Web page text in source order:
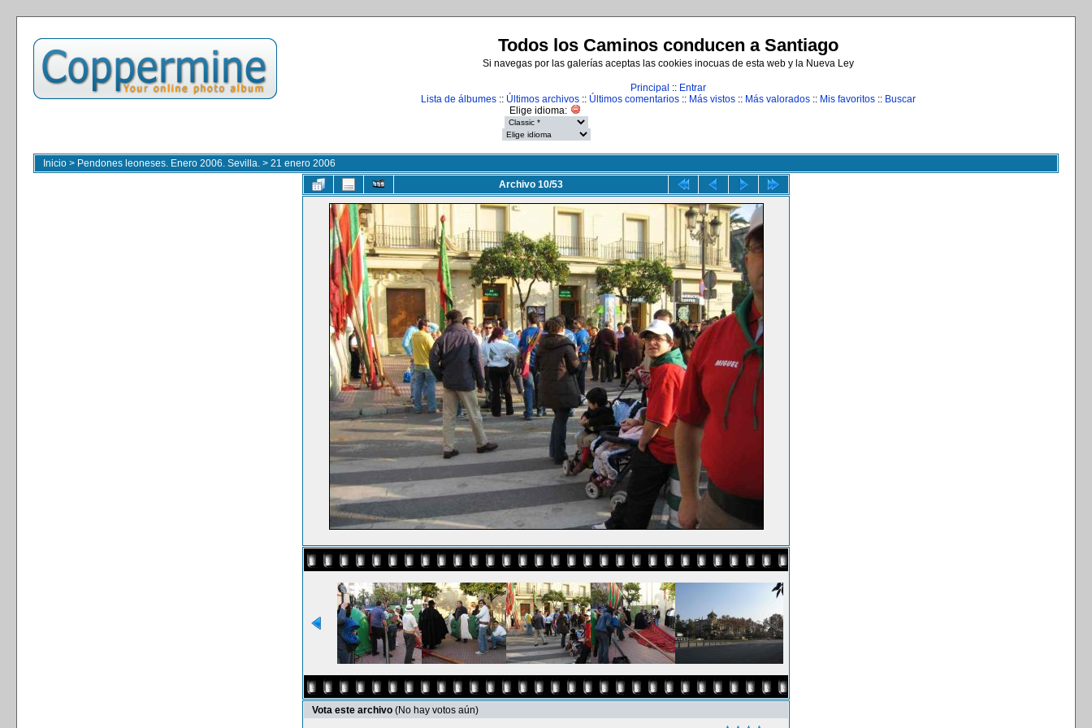
Todos los Caminos conducen a Santiago
Si navegas por las galerías aceptas las cookies inocuas de esta web y la Nueva Ley
Principal :: Entrar
Lista de álbumes:: Últimos archivos:: Últimos comentarios:: Más vistos:: Más valorados:: Mis favoritos:: Buscar
Elige idioma:
Inicio > Pendones leoneses. Enero 2006. Sevilla. > 21 enero 2006
Archivo 10/53
Vota este archivo (No hay votos aún)